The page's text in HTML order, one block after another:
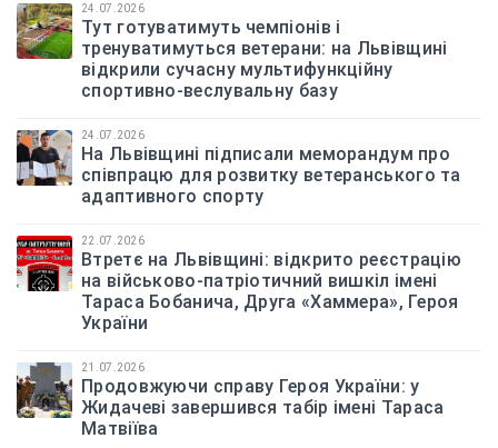
24.07.2026
Тут готуватимуть чемпіонів і
тренуватимуться ветерани: на Львівщині
відкрили сучасну мультифункційну
спортивно-веслувальну базу
24.07.2026
На Львівщині підписали меморандум про
співпрацю для розвитку ветеранського та
адаптивного спорту
22.07.2026
Втретє на Львівщині: відкрито реєстрацію
на військово-патріотичний вишкіл імені
Тараса Бобанича, Друга «Хаммера», Героя
України
21.07.2026
Продовжуючи справу Героя України: у
Жидачеві завершився табір імені Тараса
Матвіїва